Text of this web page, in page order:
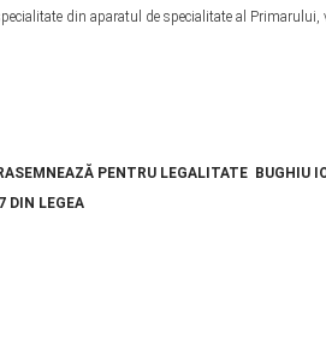
din aparatul de specialitate al Primarului,
LEGALITATE BUGHIU